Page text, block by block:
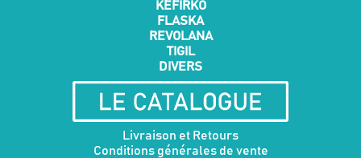
KEFIRKO
FLASKA
REVOLANA
TIGIL
DIVERS
Livraison et Retours
Conditions générales de vente